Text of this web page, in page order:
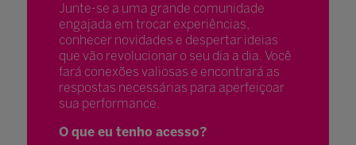
Junte-se a uma grande comunidade
engajada em trocar experiências,
conhecer novidades e despertar ideias
que vão revolucionar o seu dia a dia. Você
fará conexões valiosas e encontrará as
respostas necessárias para aperfeiçoar
sua performance.
O que eu tenho acesso?